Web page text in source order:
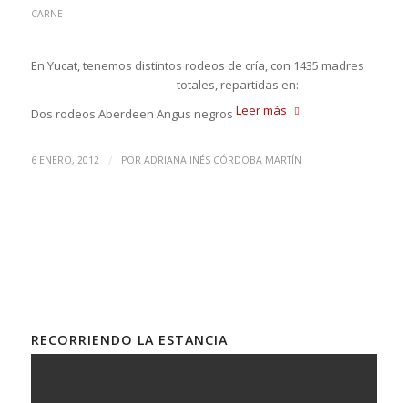
CARNE
En Yucat, tenemos distintos rodeos de cría, con 1435 madres
totales, repartidas en:
Dos rodeos Aberdeen Angus negros Leer más
6 ENERO, 2012 / POR ADRIANA INÉS CÓRDOBA MARTÍN
RECORRIENDO LA ESTANCIA